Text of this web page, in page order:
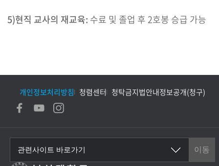
5)현직 교사의 재교육: 수료 및 졸업 후 2호봉 승급 가능
개인정보처리방침 청렴센터 청탁금지법안내정보공개(청구)